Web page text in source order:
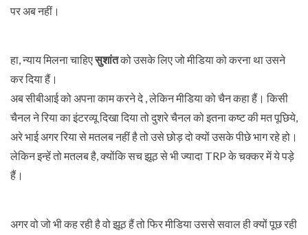
पर अब नहीं।
हा, न्याय मिलना चाहिएसुशांतको उसके लिए जो मीडिया को करना था उसने
कर दिया हैं।
अब सीबीआई को अपना काम करने दे , लेकिन मीडिया को चैन कहा हैं। किसी
चैनल ने रिया का इंटरव्यू दिखा दिया तो दुशरे चैनल को इतना कष्ट की मत पूछिये,
अरे भाई अगर रिया से मतलब नहीं है तो उसे छोड़ दो क्यों उसके पीछे भाग रहे हो।
लेकिन इन्हें तो मतलब है, क्योंकि सच झूठ से भी ज्यादा TRP के चक्कर में ये पड़े
हैं।
अगर वो जो भी कह रही है वो झूठ हैं तो फिर मीडिया उससे सवाल ही क्यों पूछ रही